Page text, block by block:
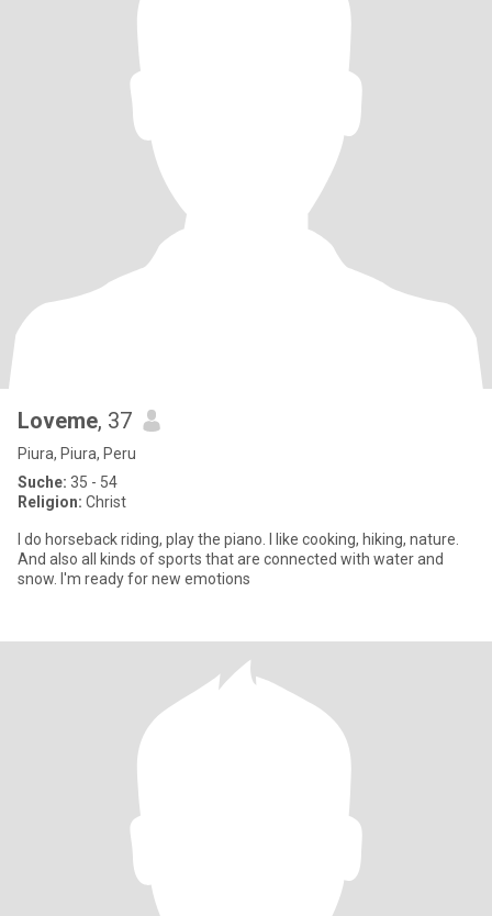
Loveme, 37
Piura, Piura, Peru
Suche: 35 - 54
Religion: Christ
I do horseback riding, play the piano. I like cooking, hiking, nature.
And also all kinds of sports that are connected with water and
snow. I'm ready for new emotions